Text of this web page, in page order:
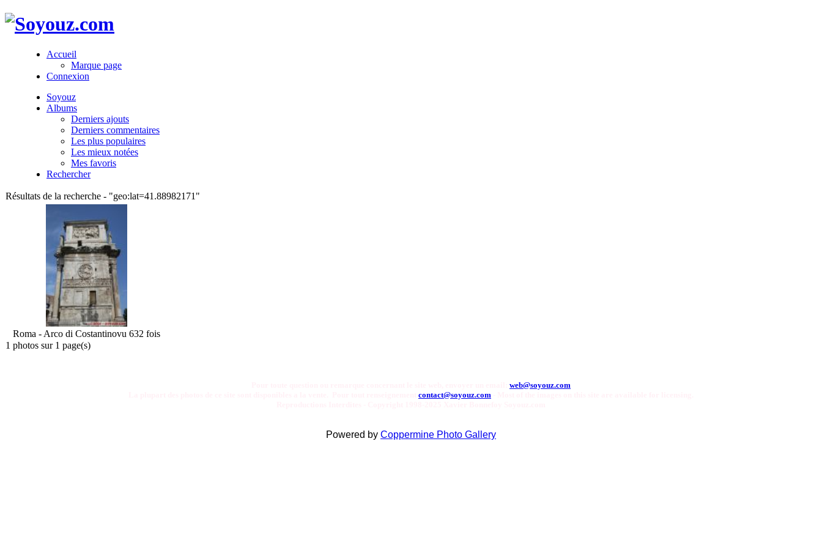
Accueil
Marque page
Connexion
Soyouz
Albums
Derniers ajouts
Derniers commentaires
Les plus populaires
Les mieux notées
Mes favoris
Rechercher
Résultats de la recherche - "geo:lat=41.88982171"
Roma - Arco di Costantinovu 632 fois
1 photos sur 1 page(s)
web@soyouz.com
contact@soyouz.com
Powered by Coppermine Photo Gallery